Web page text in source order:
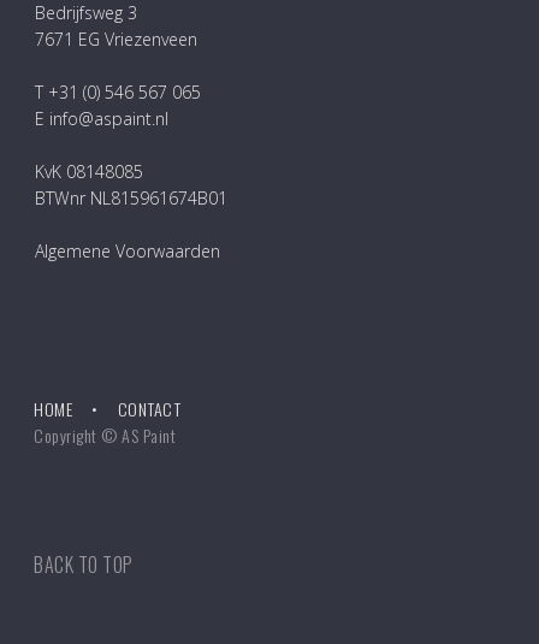
Bedrijfsweg 3
7671 EG Vriezenveen
T +31 (0) 546 567 065
E info@aspaint.nl
KvK 08148085
BTWnr NL815961674B01
Algemene Voorwaarden
HOME
CONTACT
Copyright © AS Paint
BACK TO TOP